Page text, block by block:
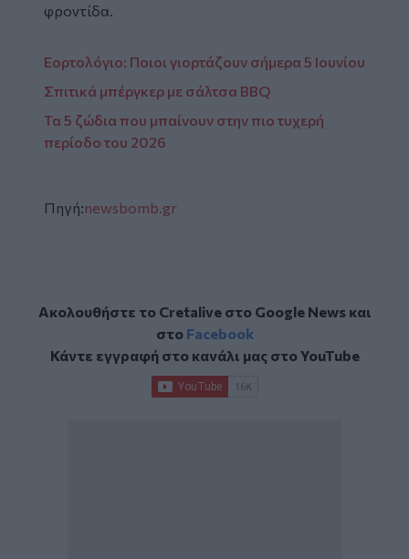
φροντίδα.
Εορτολόγιο: Ποιοι γιορτάζουν σήμερα 5 Ιουνίου
Σπιτικά μπέργκερ με σάλτσα BBQ
Τα 5 ζώδια που μπαίνουν στην πιο τυχερή
περίοδο του 2026
Πηγή:newsbomb.gr
Ακολουθήστε το Cretalive στο Google Newsκαι
στο Facebook
Κάντε εγγραφή στο κανάλι μας στοYouTube